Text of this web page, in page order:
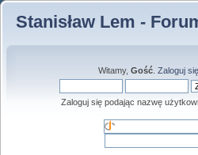
Stanisław Lem -
Witamy, Gość. Zaloguj się
Zaloguj się podając nazwę